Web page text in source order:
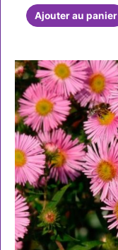
Ajouter au panier